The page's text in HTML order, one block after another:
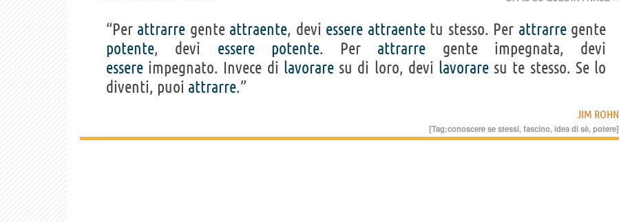
“Per attrarre gente attraente, devi essere attraentetu stesso. Per attrarregente
potente, devi essere potente. Per attrarre gente impegnata, devi
essere impegnato. Invece di lavoraresu di loro, devi lavoraresu te stesso. Se lo
diventi, puoi attrarre.”
JIM ROHN
[Tag:conoscere se stessi,fascino,idea di sè,potere]